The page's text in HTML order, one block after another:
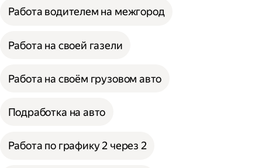
Работа водителем на межгород
Работа на своей газели
Работа на своём грузовом авто
Подработка на авто
Работа по графику 2 через 2